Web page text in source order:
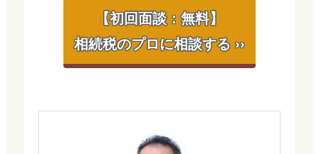
【初回面談：無料】
相続税のプロに相談する ››